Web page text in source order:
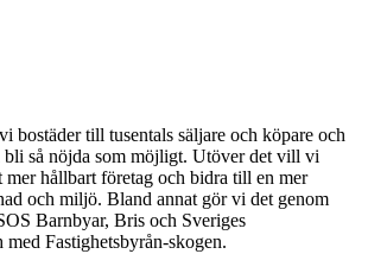
bostäder till tusentals säljare och köpare och
bli så nöjda som möjligt. Utöver det vill vi
mer hållbart företag och bidra till en mer
och miljö. Bland annat gör vi det genom
Barnbyar, Bris och Sveriges
med Fastighetsbyrån-skogen.